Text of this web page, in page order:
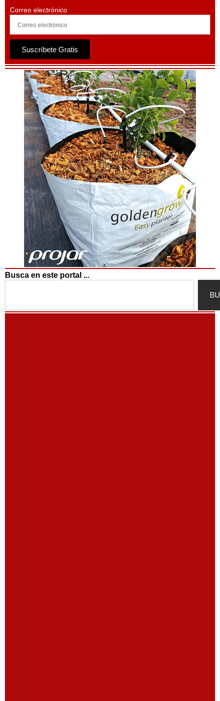
Correo electrónico
Suscríbete Gratis
Busca en este portal ...